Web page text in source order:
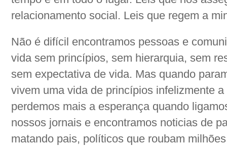
relacionamento social. Leis que regem a
Não é difícil encontramos pessoas e
vida sem princípios, sem hierarquia, sem
sem expectativa de vida. Mas quando
vivem uma vida de princípios infelizmente
perdemos mais a esperança quando
nossos jornais e encontramos noticias de
matando pais, políticos que roubam